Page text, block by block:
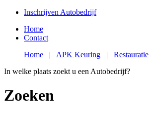
Inschrijven Autobedrijf
Home
Contact
Home | APK Keuring | Restauratie
In welke plaats zoekt u een Autobedrijf?
Zoeken